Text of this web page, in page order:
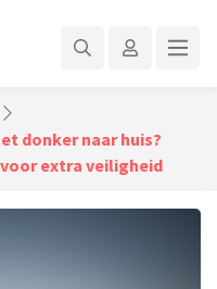
donker naar huis?
extra veiligheid